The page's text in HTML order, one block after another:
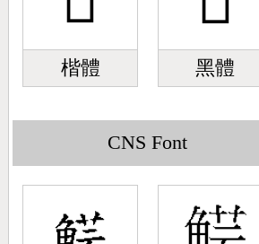
楷體 黑體
CNS Font